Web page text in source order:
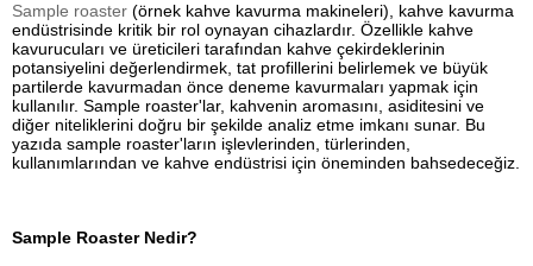
Sample roaster (örnek kahve kavurma makineleri), kahve kavurma
endüstrisinde kritik bir rol oynayan cihazlardır. Özellikle kahve
kavurucuları ve üreticileri tarafından kahve çekirdeklerinin
potansiyelini değerlendirmek, tat profillerini belirlemek ve büyük
partilerde kavurmadan önce deneme kavurmaları yapmak için
kullanılır. Sample roaster'lar, kahvenin aromasını, asiditesini ve
diğer niteliklerini doğru bir şekilde analiz etme imkanı sunar. Bu
yazıda sample roaster'ların işlevlerinden, türlerinden,
kullanımlarından ve kahve endüstrisi için öneminden bahsedeceğiz.
Sample Roaster Nedir?